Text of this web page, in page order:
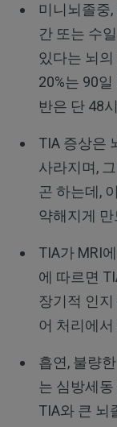
미니뇌졸중
간 또는 수
있다는 뇌의
20%는 90
반은 단 48
TIA 증상은
사라지며,
곤 하는데,
약해지게
TIA가 MRI
에 따르면
장기적 인
어 처리에서
흡연, 불량
는 심방세
TIA와 큰 뇌